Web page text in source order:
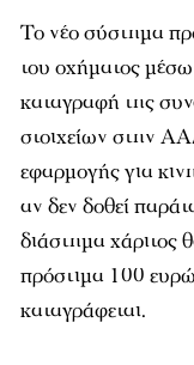
Το νέο σύστημα
του οχήματος
καταγραφή της
στοιχείων στην
εφαρμογής για
αν δεν δοθεί
διάστημα χάριτος
πρόστιμα 100
καταγράφεται.